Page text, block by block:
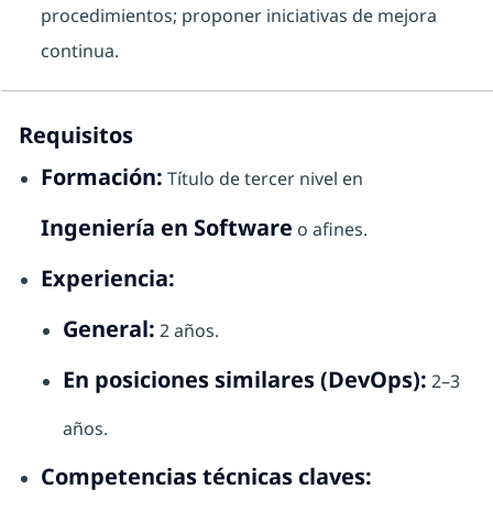
procedimientos; proponer iniciativas de mejora
continua.
Requisitos
Formación: Título de tercer nivel en
Ingeniería en Software o afines.
Experiencia:
General: 2 años.
En posiciones similares (DevOps): 2–3
años.
Competencias técnicas claves: